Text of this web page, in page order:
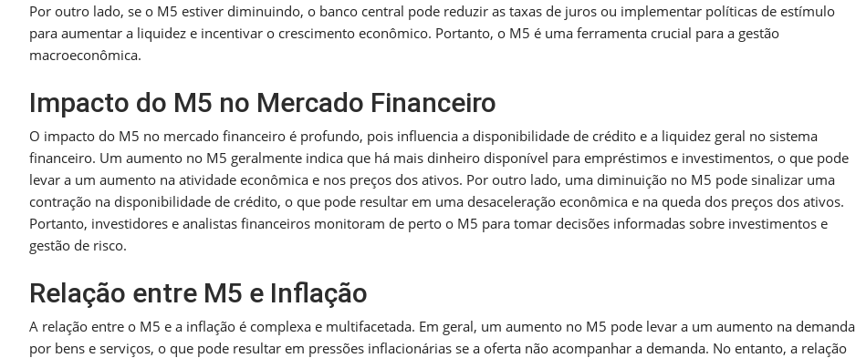
Por outro lado, se o M5 estiver diminuindo, o banco central pode reduzir as taxas de juros ou implementar políticas de estímulo
para aumentar a liquidez e incentivar o crescimento econômico. Portanto, o M5 é uma ferramenta crucial para a gestão
macroeconômica.
Impacto do M5 no Mercado Financeiro
O impacto do M5 no mercado financeiro é profundo, pois influencia a disponibilidade de crédito e a liquidez geral no sistema
financeiro. Um aumento no M5 geralmente indica que há mais dinheiro disponível para empréstimos e investimentos, o que pode
levar a um aumento na atividade econômica e nos preços dos ativos. Por outro lado, uma diminuição no M5 pode sinalizar uma
contração na disponibilidade de crédito, o que pode resultar em uma desaceleração econômica e na queda dos preços dos ativos.
Portanto, investidores e analistas financeiros monitoram de perto o M5 para tomar decisões informadas sobre investimentos e
gestão de risco.
Relação entre M5 e Inflação
A relação entre o M5 e a inflação é complexa e multifacetada. Em geral, um aumento no M5 pode levar a um aumento na demanda
por bens e serviços, o que pode resultar em pressões inflacionárias se a oferta não acompanhar a demanda. No entanto, a relação